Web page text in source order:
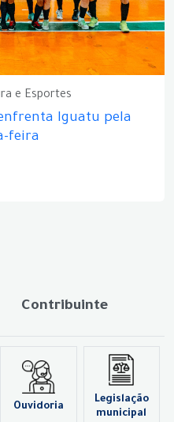
e Esportes
Iguatu pela
feira
Contribuinte
Ouvidoria
Legislação
municipal